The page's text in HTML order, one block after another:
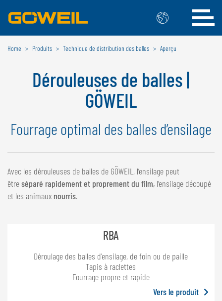
Choisissez votre langue/votre pays
INTERNATIONAL
DEUTSCH
FRANÇAIS
NEDERLANDS
ESPAÑOL
ČESKÝ
BELGIQUE
DEUTSCH
Home Produits Technique de distribution des balles Aperçu
Dérouleuses de balles |
GÖWEIL
Fourrage optimal des balles d’ensilage
Avec les dérouleuses de balles de GÖWEIL, l’ensilage peut
êtreséparé rapidement et proprement du film, l’ensilage découpé
et les animaux nourris.
RBA
Déroulage des balles d'ensilage, de foin ou de paille
Tapis à raclettes
Fourrage propre et rapide
Vers le produit